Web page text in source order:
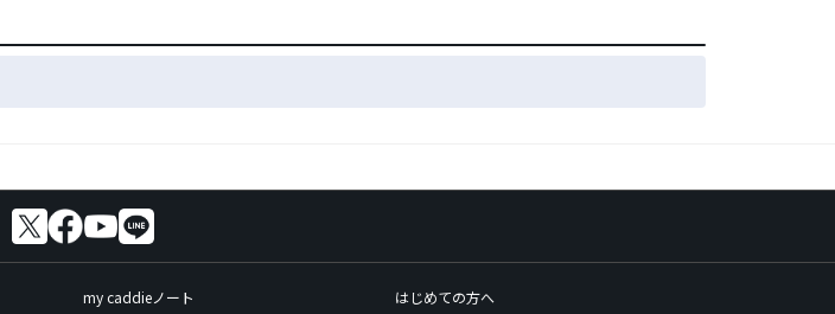
my caddieノート
はじめての方へ